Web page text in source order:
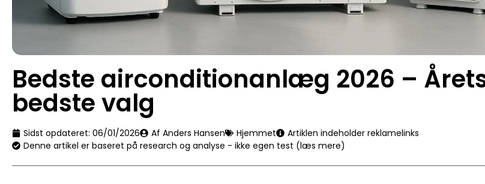
Bedste airconditionanlæg 2026 –
bedste valg
Sidst opdateret: 06/01/2026 Af Anders Hansen Hjemmet
Artiklen indeholder reklamelinks
Denne artikel er baseret på research og analyse - ikke egen test (læs mere)